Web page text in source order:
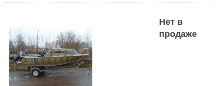
Нет в
продаже